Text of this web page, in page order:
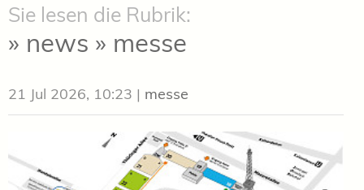
Sie lesen die Rubrik:
» news » messe
21 Jul 2026, 10:23 | messe